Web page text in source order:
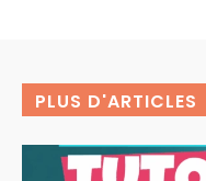
PLUS D'ARTICLES